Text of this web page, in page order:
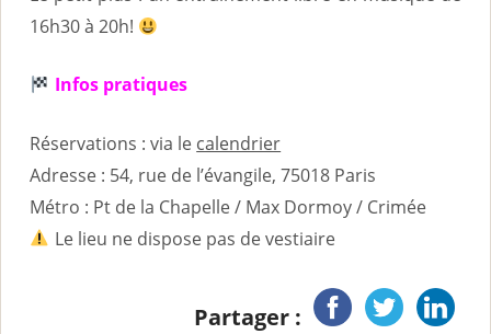
16h30 à 20h!
Infos pratiques
Réservations : via le calendrier
Adresse : 54, rue de l’évangile, 75018 Paris
Métro : Pt de la Chapelle / Max Dormoy / Crimée
Le lieu ne dispose pas de vestiaire
Partager :